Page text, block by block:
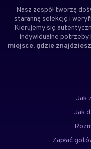
Nasz zespół tworzą
staranną selekcję i
Kierujemy się
indywidualne
miejsce, gdzie
Jak
Jak
Zapłać